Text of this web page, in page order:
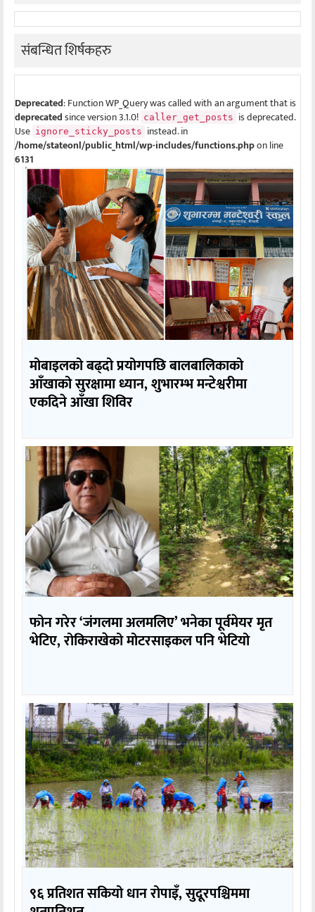
संबन्धित शिर्षकहरु
Deprecated: Function WP_Query was called with an argument that is
deprecatedsince version 3.1.0! caller_get_posts is deprecated.
Use ignore_sticky_posts instead. in
/home/stateonl/public_html/wp-includes/functions.phpon line
6131
मोबाइलको बढ्दो प्रयोगपछि बालबालिकाको
आँखाको सुरक्षामा ध्यान, शुभारम्भ मन्टेश्वरीमा
एकदिने आँखा शिविर
फोन गरेर ‘जंगलमा अलमलिए’ भनेका पूर्वमेयर मृत
भेटिए, रोकिराखेको मोटरसाइकल पनि भेटियो
९६ प्रतिशत सकियो धान रोपाइँ, सुदूरपश्चिममा